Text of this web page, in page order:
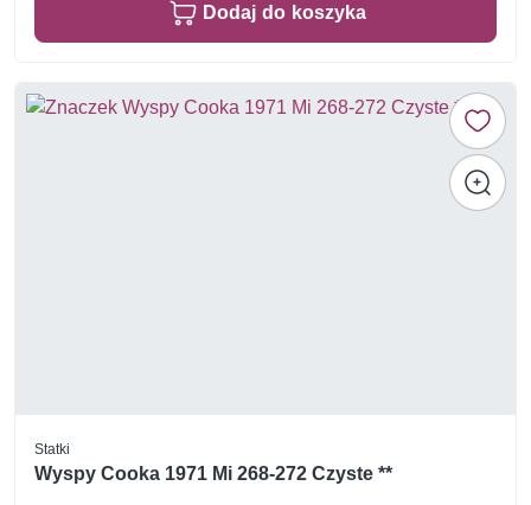
Dodaj do koszyka
Statki
Wyspy Cooka 1971 Mi 268-272 Czyste **